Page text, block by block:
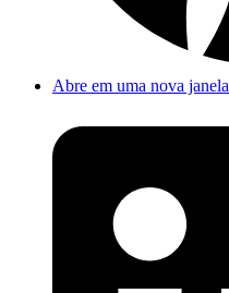
Abre em uma nova janela